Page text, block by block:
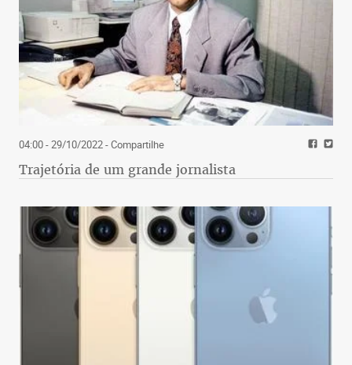
04:00 - 29/10/2022- Compartilhe
Trajetória de um grande jornalista